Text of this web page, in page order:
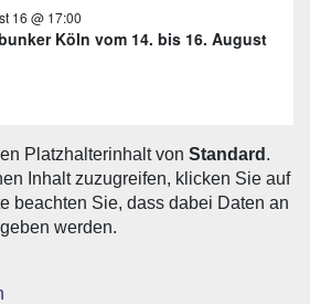
16 @ 17:00
Köln vom 14. bis 16. August
Platzhalterinhalt von Standard .
Inhalt zuzugreifen, klicken Sie auf
beachten Sie, dass dabei Daten an
werden.